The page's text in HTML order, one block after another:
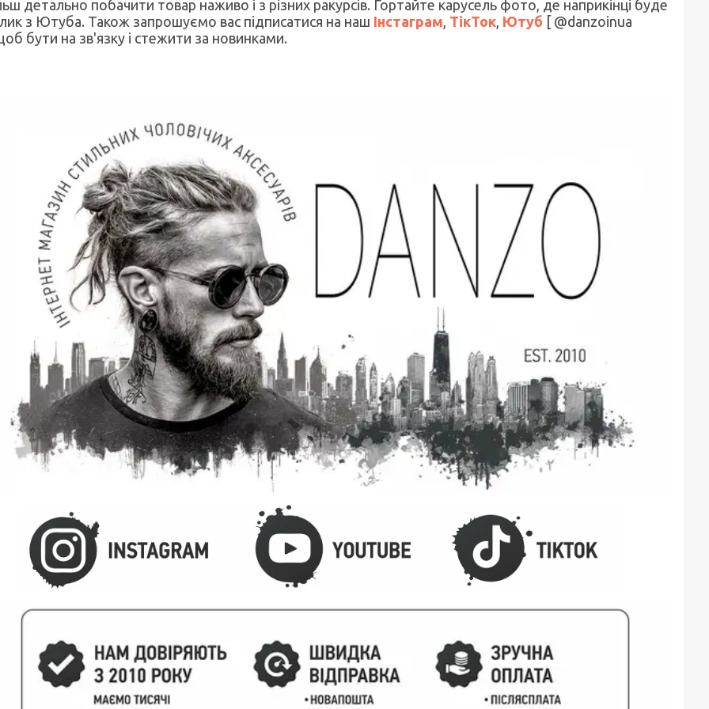
детально побачити товар наживо і з різних ракурсів. Гортайте карусель фото, де наприкінці буде
з Ютуба. Також запрошуємо вас підписатися на наш Інстаграм ТікТок Ютуб [ @danzoinua
бути на зв'язку і стежити за новинками.